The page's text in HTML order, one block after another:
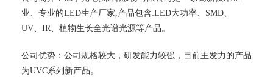
业、专业的LED生产厂家,产品包含:LED大功率、SMD、
UV、IR、植物生长全光谱光源等产品。
公司优势：公司规格较大，研发能力较强，目前主发力的产品
为UVC系列新产品。